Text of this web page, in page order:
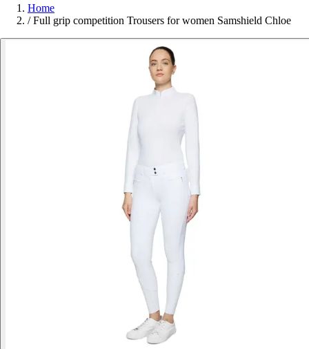
Home
/ Full grip competition Trousers for women Samshield Chloe